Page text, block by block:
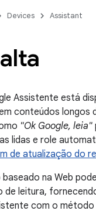
Devices Assistant
Assistente está
conteúdos
"Ok Google, leia"
lidas e role
de atualização do
na Web
leitura,
com o método